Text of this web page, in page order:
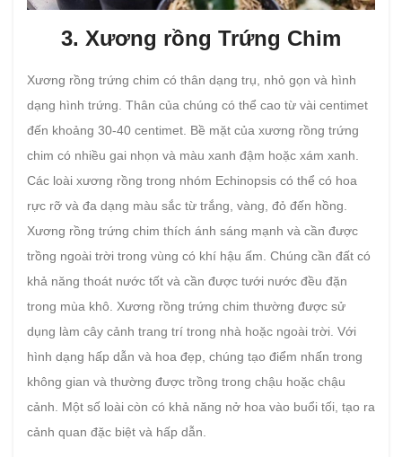
3. Xương rồng Trứng Chim
Xương rồng trứng chim có thân dạng trụ, nhỏ gọn và hình
dạng hình trứng. Thân của chúng có thể cao từ vài centimet
đến khoảng 30-40 centimet. Bề mặt của xương rồng trứng
chim có nhiều gai nhọn và màu xanh đậm hoặc xám xanh.
Các loài xương rồng trong nhóm Echinopsis có thể có hoa
rực rỡ và đa dạng màu sắc từ trắng, vàng, đỏ đến hồng.
Xương rồng trứng chim thích ánh sáng mạnh và cần được
trồng ngoài trời trong vùng có khí hậu ấm. Chúng cần đất có
khả năng thoát nước tốt và cần được tưới nước đều đặn
trong mùa khô. Xương rồng trứng chim thường được sử
dụng làm cây cảnh trang trí trong nhà hoặc ngoài trời. Với
hình dạng hấp dẫn và hoa đẹp, chúng tạo điểm nhấn trong
không gian và thường được trồng trong chậu hoặc chậu
cảnh. Một số loài còn có khả năng nở hoa vào buổi tối, tạo ra
cảnh quan đặc biệt và hấp dẫn.